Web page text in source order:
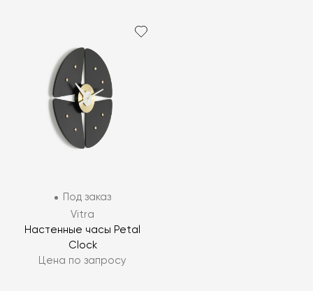
Под заказ
Vitra
Настенные часы Petal
Clock
Цена по запросу